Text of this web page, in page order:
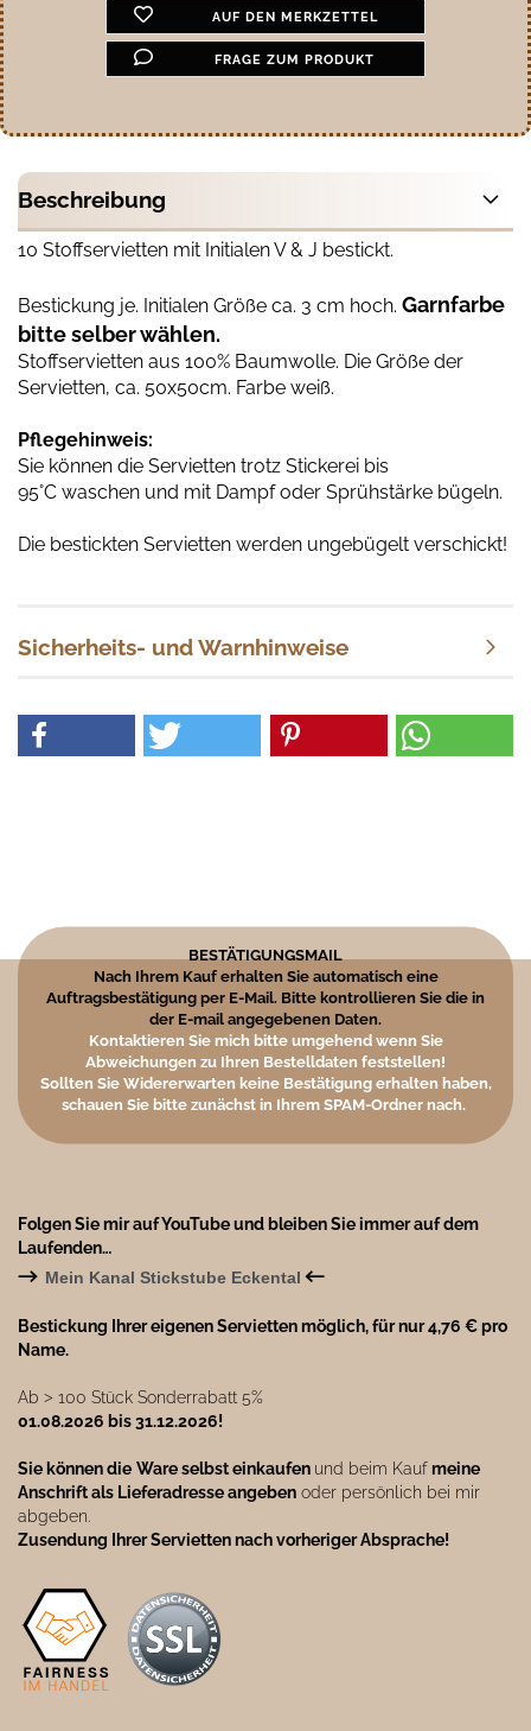
AUF DEN MERKZETTEL
FRAGE ZUM PRODUKT
Beschreibung
10 Stoffservietten mit Initialen V & J bestickt.
Bestickung je. Initialen Größe ca. 3 cm hoch. Garnfarbe
bitte selber wählen.
Stoffservietten aus 100% Baumwolle. Die Größe der
Servietten, ca. 50x50cm. Farbe weiß.
Pflegehinweis:
Sie können die Servietten trotz Stickerei bis
95°C waschen und mit Dampf oder Sprühstärke bügeln.
Die bestickten Servietten werden ungebügelt verschickt!
Sicherheits- und Warnhinweise
BESTÄTIGUNGSMAIL
Nach Ihrem Kauf erhalten Sie automatisch eine
Auftragsbestätigung per E-Mail. Bitte kontrollieren Sie die in
der E-mail angegebenen Daten.
Kontaktieren Sie mich bitte umgehend wenn Sie
Abweichungen zu Ihren Bestelldaten feststellen!
Sollten Sie Widererwarten keine Bestätigung erhalten haben,
schauen Sie bitte zunächst in Ihrem SPAM-Ordner nach.
Folgen Sie mir auf YouTube und bleiben Sie immer auf dem
Laufenden…
→ Mein Kanal Stickstube Eckental ←
Bestickung Ihrer eigenen Servietten möglich, für nur 4,76 € pro
Name.
Ab ˃ 100 Stück Sonderrabatt 5%
01.08.2026 bis 31.12.2026!
Sie können die Ware selbst einkaufen und beim Kaufmeine
Anschrift als Lieferadresse angeben oder persönlich bei mir
abgeben.
Zusendung Ihrer Servietten nach vorheriger Absprache!